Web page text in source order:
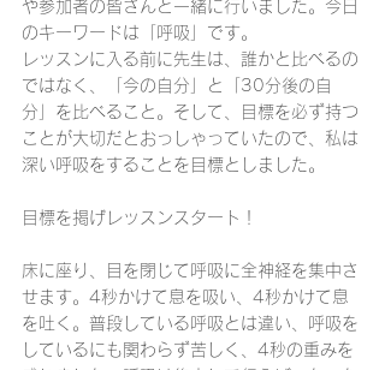
や参加者の皆さんと一緒に行いました。今日
のキーワードは「呼吸」です。
レッスンに入る前に先生は、誰かと比べるの
ではなく、「今の自分」と「30分後の自
分」を比べること。そして、目標を必ず持つ
ことが大切だとおっしゃっていたので、私は
深い呼吸をすることを目標としました。
目標を掲げレッスンスタート！
床に座り、目を閉じて呼吸に全神経を集中さ
せます。4秒かけて息を吸い、4秒かけて息
を吐く。普段している呼吸とは違い、呼吸を
しているにも関わらず苦しく、4秒の重みを